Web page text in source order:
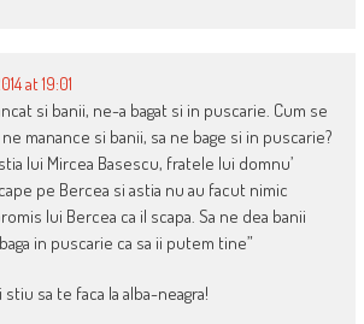
at 19:01
si banii, ne-a bagat si in puscarie. Cum se
manance si banii, sa ne bage si in puscarie?
lui Mircea Basescu, fratele lui domnu’
pe Bercea si astia nu au facut nimic
lui Bercea ca il scapa. Sa ne dea banii
in puscarie ca sa ii putem tine”
stiu sa te faca la alba-neagra!